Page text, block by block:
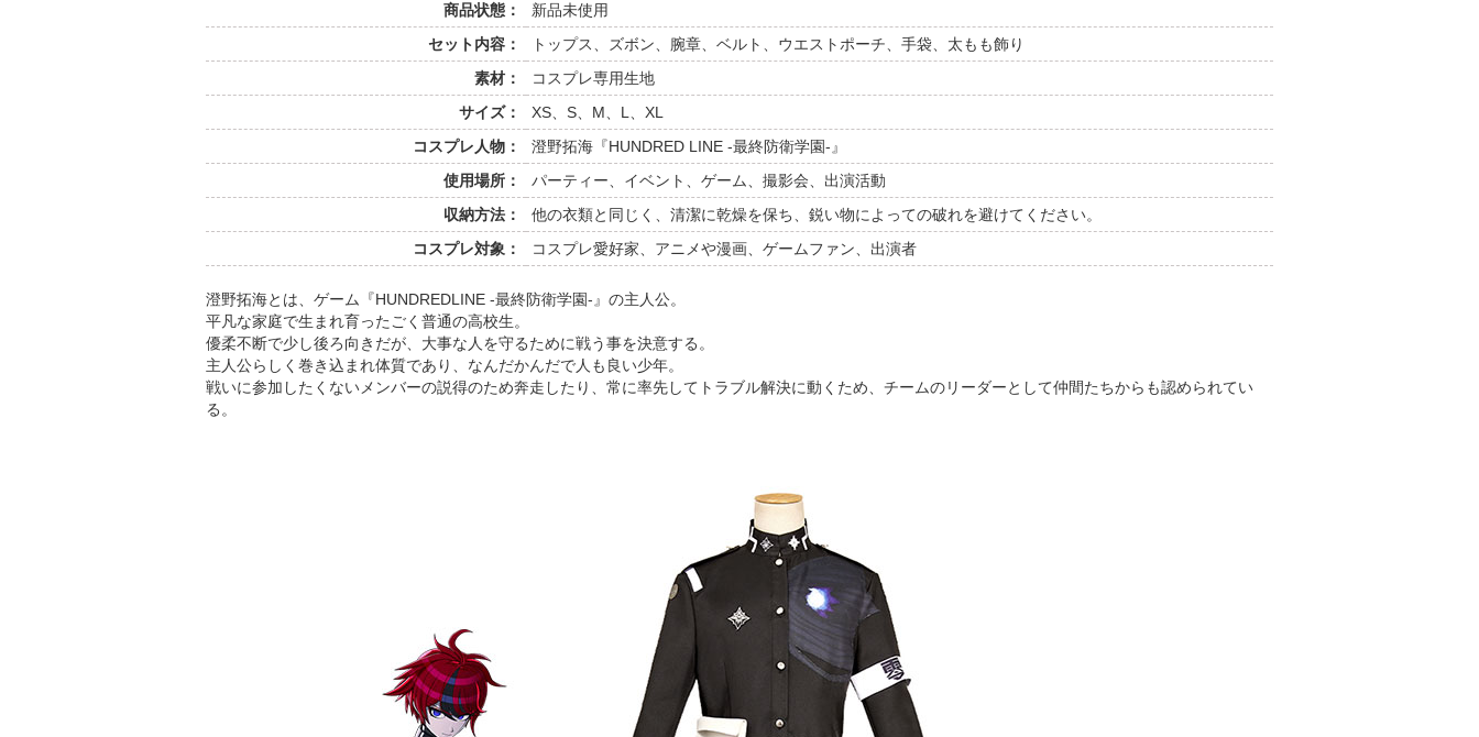
商品状態：
新品未使用
セット内容：
トップス、ズボン、腕章、ベルト、ウエストポーチ、手袋、太もも飾り
素材：
コスプレ専用生地
サイズ：
XS、S、M、L、XL
コスプレ人物：
澄野拓海『HUNDRED LINE -最終防衛学園-』
使用場所：
パーティー、イベント、ゲーム、撮影会、出演活動
収納方法：
他の衣類と同じく、清潔に乾燥を保ち、鋭い物によっての破れを避けてください。
コスプレ対象：
コスプレ愛好家、アニメや漫画、ゲームファン、出演者
澄野拓海とは、ゲーム『HUNDREDLINE -最終防衛学園-』の主人公。
平凡な家庭で生まれ育ったごく普通の高校生。
優柔不断で少し後ろ向きだが、大事な人を守るために戦う事を決意する。
主人公らしく巻き込まれ体質であり、なんだかんだで人も良い少年。
戦いに参加したくないメンバーの説得のため奔走したり、常に率先してトラブル解決に動くため、チームのリーダーとして仲間たちからも認められてい
る。